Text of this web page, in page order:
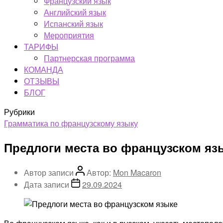
Английский язык
Испанский язык
Мероприятия
ТАРИФЫ
Партнерская программа
КОМАНДА
ОТЗЫВЫ
БЛОГ
Рубрики
Грамматика по французскому языку
Предлоги места во французском
Автор записи Автор: Mon Macaron
Дата записи
29.09.2024